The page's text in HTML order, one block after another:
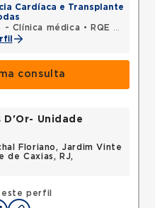
Cardíaca e Transplante
- Clínica médica •
RQE 52634 - Cardiologia
consulta
perfil
D'Or- Unidade
Floriano, Jardim Vinte
de Caxias, RJ,